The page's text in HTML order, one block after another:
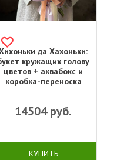
да Хахоньки:
кружащих голову
цветов + аквабокс и
коробка-переноска
14504руб.
КУПИТЬ